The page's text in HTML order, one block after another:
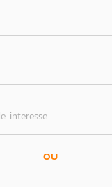
interesse
OU